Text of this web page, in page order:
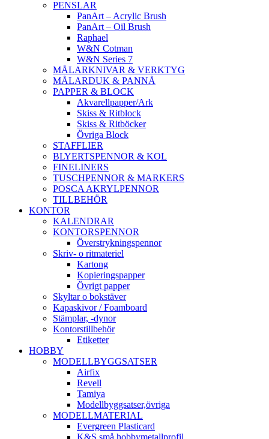
PENSLAR
PanArt – Acrylic Brush
PanArt – Oil Brush
Raphael
W&N Cotman
W&N Series 7
MÅLARKNIVAR & VERKTYG
MÅLARDUK & PANNÅ
PAPPER & BLOCK
Akvarellpapper/Ark
Skiss & Ritblock
Skiss & Ritböcker
Övriga Block
STAFFLIER
BLYERTSPENNOR & KOL
FINELINERS
TUSCHPENNOR & MARKERS
POSCA AKRYLPENNOR
TILLBEHÖR
KONTOR
KALENDRAR
KONTORSPENNOR
Överstrykningspennor
Skriv- o ritmateriel
Kartong
Kopieringspapper
Övrigt papper
Skyltar o bokstäver
Kapaskivor / Foamboard
Stämplar, -dynor
Kontorstillbehör
Etiketter
HOBBY
MODELLBYGGSATSER
Airfix
Revell
Tamiya
Modellbyggsatser,övriga
MODELLMATERIAL
Evergreen Plasticard
K&S små hobbymetallprofil